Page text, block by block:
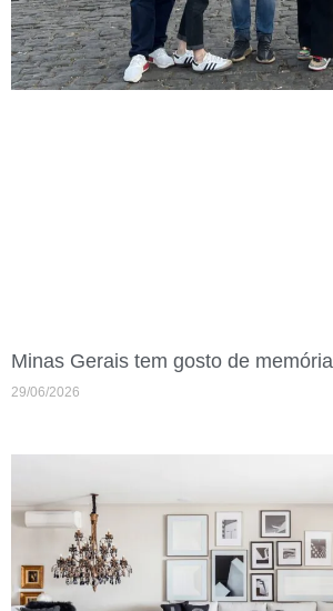
Minas Gerais tem gosto de memória
29/06/2026